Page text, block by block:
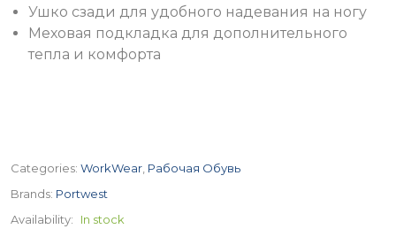
Ушко сзади для удобного надевания на ногу
Меховая подкладка для дополнительного
тепла и комфорта
Categories: WorkWear Рабочая Обувь
Brands: Portwest
Availability:
In stock